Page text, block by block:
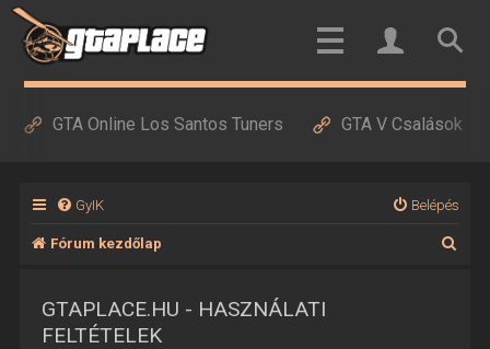
GTA Online Los Santos Tuners GTA V Csalások
GyIK Belépés
Fórum kezdőlap
GTAPLACE.HU - HASZNÁLATI
FELTÉTELEK